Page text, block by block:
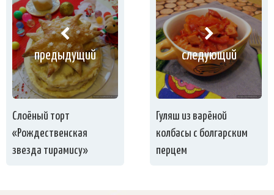
предыдущий
Слоёный торт
«Рождественская
звезда тирамису»
следующий
Гуляш из варёной
колбасы с болгарским
перцем